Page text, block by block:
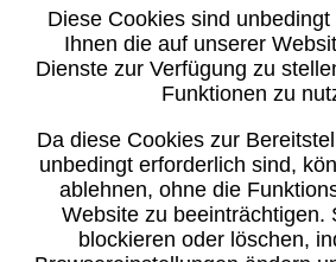
Diese Cookies sind
Ihnen die auf unserer
Dienste zur Verfügung zu
Funktionen zu
Da diese Cookies zur
unbedingt erforderlich sind,
ablehnen, ohne die
Website zu beeinträchtigen.
blockieren oder löschen,